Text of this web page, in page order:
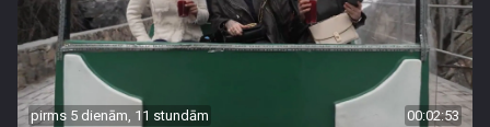
pirms 5 dienām, 11 stundām 00:02:53